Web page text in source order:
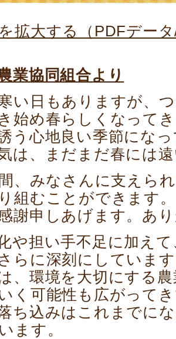
拡大する（PDFデー
業協同組合より
い日もありますが、
始め春らしくなって
う心地良い季節にな
は、まだまだ春には
、みなさんに支えら
組むことができます。
謝申しあげます。あ
や担い手不足に加え
らに深刻にしていま
、環境を大切にする
く可能性も広がって
ち込みはこれまでに
ます。